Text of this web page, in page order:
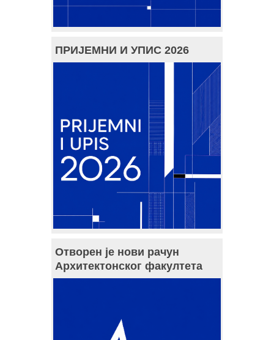
ПРИЈЕМНИ И УПИС 2026
Отворен је нови рачун
Архитектонског факултета